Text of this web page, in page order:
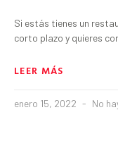
Si estás tienes un
corto plazo y quieres
LEER MÁS
enero 15, 2022 No